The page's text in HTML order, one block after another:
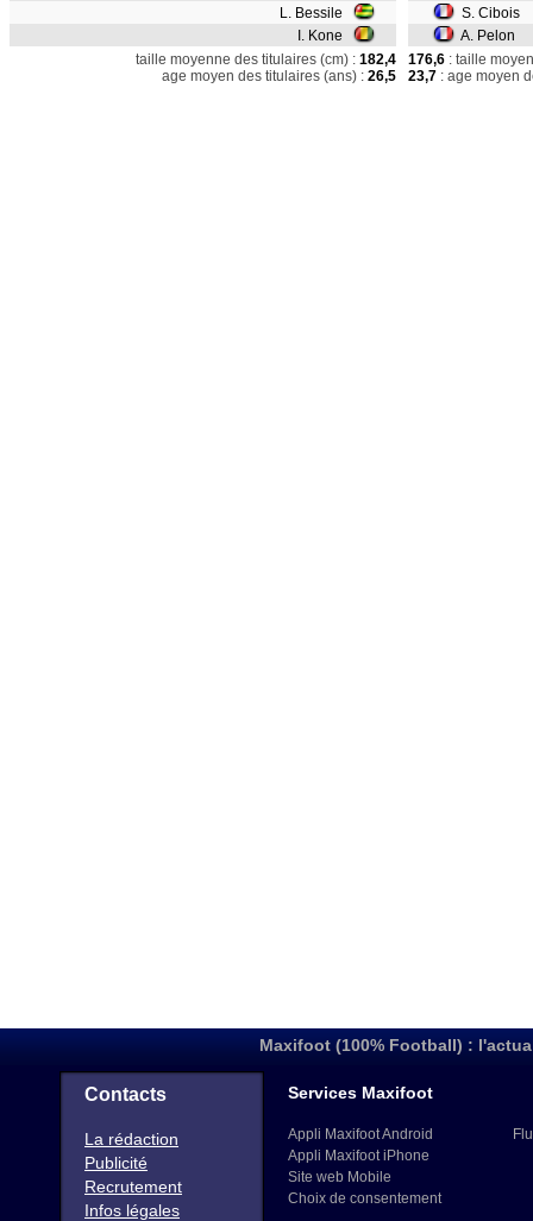
L. Bessile
I. Kone
S. Cibois
A. Pelon
taille moyenne des titulaires (cm) : 182,4
age moyen des titulaires (ans) : 26,5
176,6 : taille
23,7 : age moyen
Maxifoot (100% Football) :
Contacts
La rédaction
Publicité
Recrutement
Infos légales
Services Maxifoot
Appli Maxifoot Android
Appli Maxifoot iPhone
Site web Mobile
Choix de consentement